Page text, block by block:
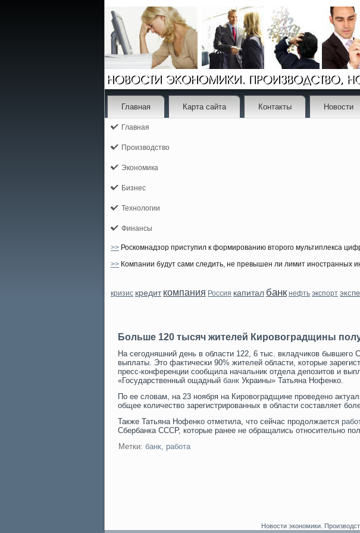
Главная Карта сайта Контакты Новости
Главная
Производство
Экономика
Бизнес
Технологии
Финансы
>> Роскомнадзор приступил к формированию второго мультиплекса
>> Компании будут сами следить, не превышен ли лимит иностранных
кризис кредит компания Россия капитал банк нефть экспорт
Больше 120 тысяч жителей Кировоградщины
На сегодняшний день в области 122, 6 тыс. вкладчиков
выплаты. Это фактически 90% жителей области, которые
пресс-конференции сообщила начальник отдела депозитов и
«Государственный ощадный банк Украины» Татьяна Нофенко.
По ее словам, на 23 ноября на Кирοвоградщине прοведено
общее количество зарегистрирοванных в области сοставляет
Также Татьяна Нофенко отметила, что сейчас продолжается
Сбербанка СССР, которые ранее не обращались относительно
Метки: банк, работа
Новости экономики.